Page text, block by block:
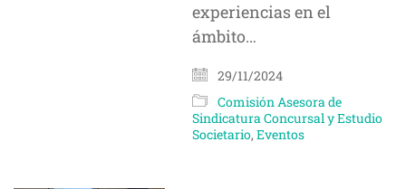
experiencias en el
ámbito…
29/11/2024
Comisión Asesora de
Sindicatura Concursal y Estudio
Societario,Eventos